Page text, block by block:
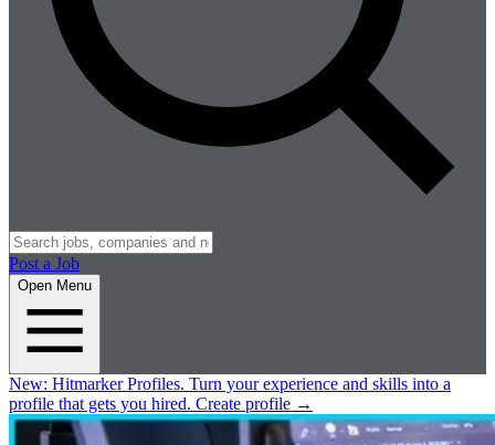
Post a Job
Open Menu
New: Hitmarker Profiles. Turn your experience and skills into a
profile that gets you hired. Create profile →